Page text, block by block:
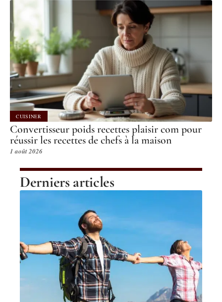
CUISINER
Convertisseur poids recettes plaisir com pour
réussir les recettes de chefs à la maison
1 août 2026
Derniers articles